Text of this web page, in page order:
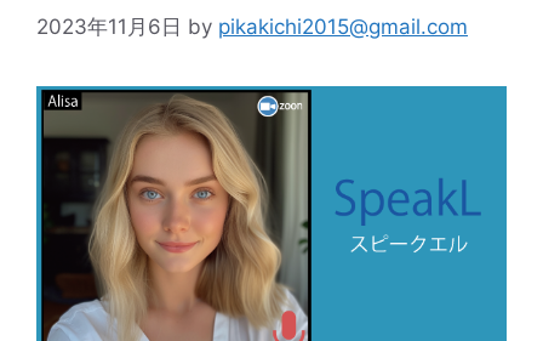
2023年11月6日 by pikakichi2015@gmail.com